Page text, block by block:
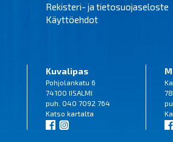
Rekisteri- ja tietosuojaseloste
Käyttöehdot
Kuvalipas
Pohjolankatu 6
74100 IISALMI
puh. 040 7092 764
Katso kartalta